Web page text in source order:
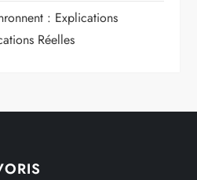
: Explications
Réelles